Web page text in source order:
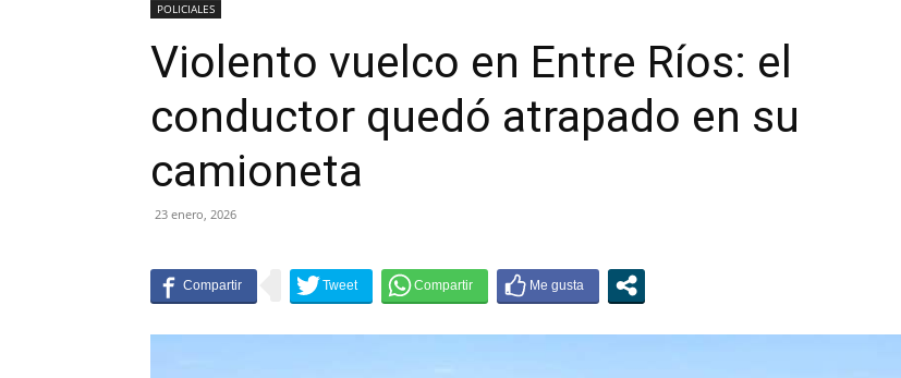
POLICIALES
Violento vuelco en Entre Ríos: el
conductor quedó atrapado en su
camioneta
23 enero, 2026